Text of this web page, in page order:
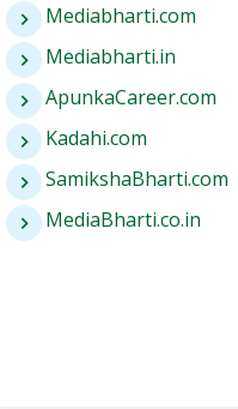
Mediabharti.com
Mediabharti.in
ApunkaCareer.com
Kadahi.com
SamikshaBharti.com
MediaBharti.co.in